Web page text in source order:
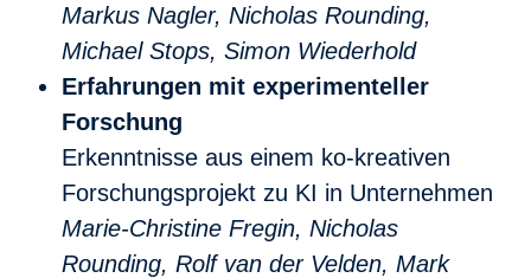
Markus Nagler, Nicholas Rounding,
Michael Stops, Simon Wiederhold
Erfahrungen mit experimenteller
Forschung
Erkenntnisse aus einem ko-kreativen
Forschungsprojekt zu KI in Unternehmen
Marie-Christine Fregin, Nicholas
Rounding, Rolf van der Velden, Mark